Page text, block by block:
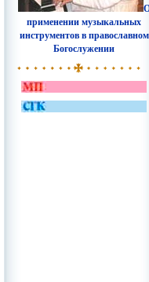
применении музыкальных
инструментов в православном
Богослужении